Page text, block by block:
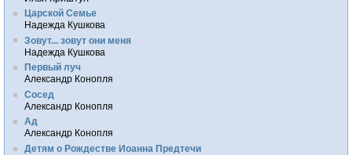
Царской Семье
Надежда Кушкова
Зовут... зовут они меня
Надежда Кушкова
Первый луч
Александр Конопля
Сосед
Александр Конопля
Ад
Александр Конопля
Детям о Рождестве Иоанна Предтечи